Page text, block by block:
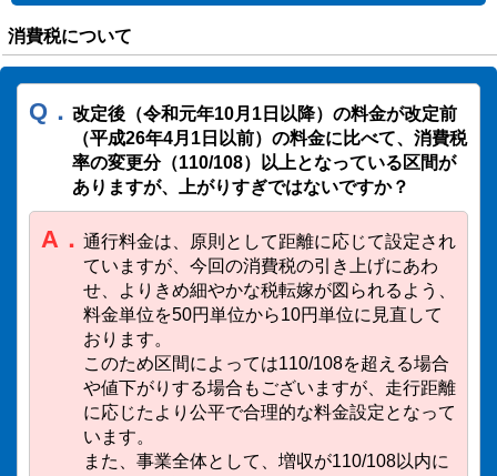
消費税について
Q． 改定後（令和元年10月1日以降）の料金が改定前
（平成26年4月1日以前）の料金に比べて、消費税
率の変更分（110/108）以上となっている区間が
ありますが、上がりすぎではないですか？
A． 通行料金は、原則として距離に応じて設定され
ていますが、今回の消費税の引き上げにあわ
せ、よりきめ細やかな税転嫁が図られるよう、
料金単位を50円単位から10円単位に見直して
おります。
このため区間によっては110/108を超える場合
や値下がりする場合もございますが、走行距離
に応じたより公平で合理的な料金設定となって
います。
また、事業全体として、増収が110/108以内に